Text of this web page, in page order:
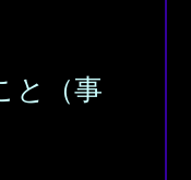
と（事